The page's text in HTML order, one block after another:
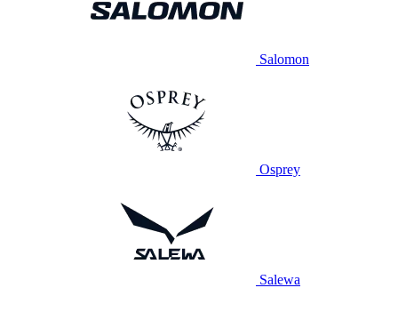
Salomon
Osprey
Salewa